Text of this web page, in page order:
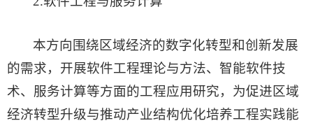
本方向围绕区域经济的数字化转型和创新发展
的需求，开展软件工程理论与方法、智能软件技
术、服务计算等方面的工程应用研究，为促进区域
经济转型升级与推动产业结构优化培养工程实践能